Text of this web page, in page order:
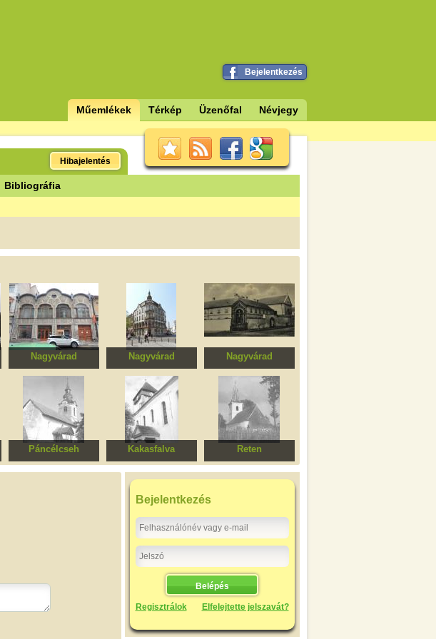
Bejelentkezés
Műemlékek Térkép Üzenőfal Névjegy
Hibajelentés
Bibliográfia
Nagyvárad
Egykori Deutsch K. I.
üveg és
porcelánáruház
Nagyvárad
Poynár ház
Nagyvárad
Kapucinus kolostor
Páncélcseh
Református templom
Kakasfalva
Evangélikus templom
Reten
Evangélikus templom
Bejelentkezés
Regisztrálok Elfelejtette jelszavát?